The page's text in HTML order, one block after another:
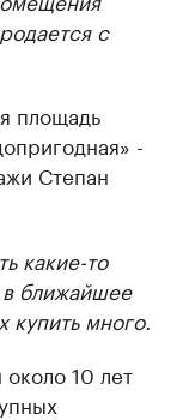
с
площадь
-
Степан
какие-то
в ближайшее
много.
10 лет